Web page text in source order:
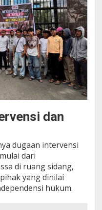
dan
dugaan intervensi
dari
di ruang sidang,
yang dinilai
hukum.